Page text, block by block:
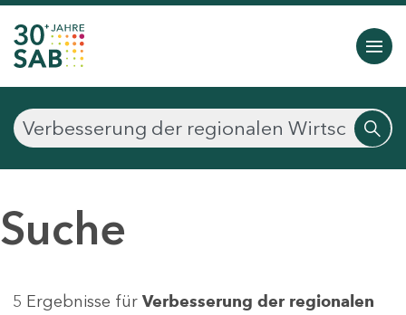
Suche
5 Ergebnisse für Verbesserung der regionalen